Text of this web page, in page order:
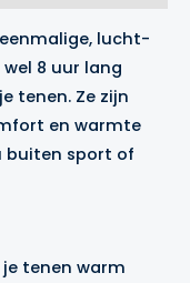
lucht-
8 uur lang
tenen. Ze zijn
en warmte
buiten sport of
je tenen warm